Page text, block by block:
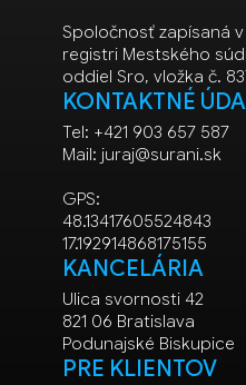
Spoločnosť zapísaná
registri Mestského
oddiel Sro, vložka č.
KONTAKTNÉ
Tel: +421 903 657 587
Mail: juraj@surani.sk
GPS:
48.13417605524843
17.192914868175155
KANCELÁRIA
Ulica svornosti 42
821 06 Bratislava
Podunajské Biskupice
PRE KLIENTOV